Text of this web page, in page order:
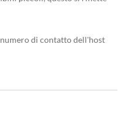
di contatto dell'host